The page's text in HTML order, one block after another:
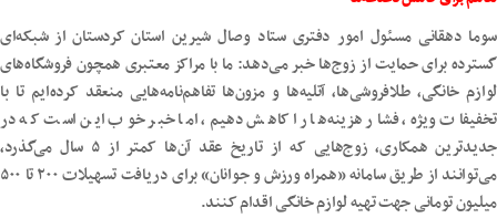
سوما دهقانی مسئول امور دفتری ستاد وصال شیرین استان کردستان از شبکه‌ای
گسترده برای حمایت از زوج‌ها خبر می‌دهد: ما با مراکز معتبری همچون فروشگاه‌های
لوازم خانگی، طلافروشی‌ها، آتلیه‌ها و مزون‌ها تفاهم‌نامه‌هایی منعقد کرده‌ایم تا با
تخفیفات ویژه، فشار هزینه‌ها را کاهش دهیم، اما خبر خوب این است که در
جدیدترین همکاری، زوج‌هایی که از تاریخ عقد آن‌ها کمتر از ۵ سال می‌گذرد،
می‌توانند از طریق سامانه «همراه ورزش و جوانان» برای دریافت تسهیلات ۲۰۰ تا ۵۰۰
میلیون تومانی جهت تهیه لوازم خانگی اقدام کنند.